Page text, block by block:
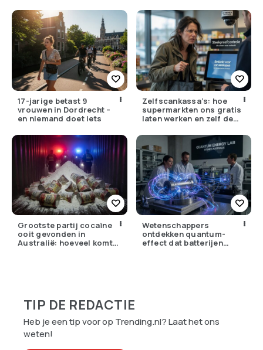
17-jarige betast 9
vrouwen in Dordrecht –
en niemand doet iets
Zelfscankassa’s: hoe
supermarkten ons gratis
laten werken en zelf de
Grootste partij cocaïne
ooit gevonden in
Australië: hoeveel komt
Wetenschappers
ontdekken quantum-
effect dat batterijen
TIP DE REDACTIE
Heb je een tip voor op Trending.nl? Laat het ons
weten!